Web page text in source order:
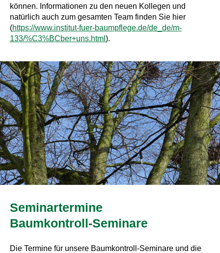
können. Informationen zu den neuen Kollegen und
natürlich auch zum gesamten Team finden Sie hier
(https://www.institut-fuer-baumpflege.de/de_de/m-
133/%C3%BCber+uns.html ).
Seminartermine
Baumkontroll-Seminare
Die Termine für unsere Baumkontroll-Seminare und die